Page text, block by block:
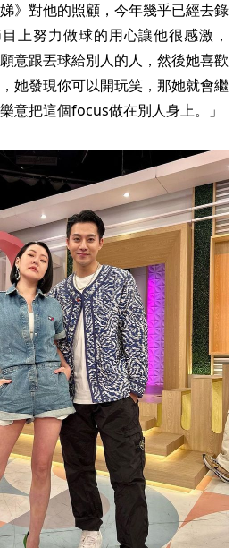
》對他的照顧，今年幾乎已經去錄
上努力做球的用心讓他很感激，
意跟丟球給別人的人，然後她喜歡
她發現你可以開玩笑，那她就會繼
意把這個focus做在別人身上。」